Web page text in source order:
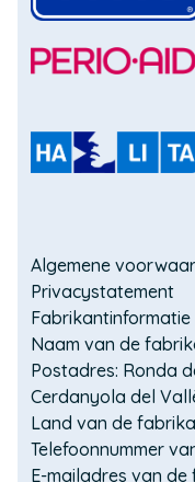
in
venster)
een
nieuw
nieuw
venster)
Domain
menu
for
VITIS
for
life
Algemene
Privacystatement
Fabrikantinformatie
Naam van de
Postadres: Ronda
Cerdanyola del
Land van de
Telefoonnummer
E-mailadres van